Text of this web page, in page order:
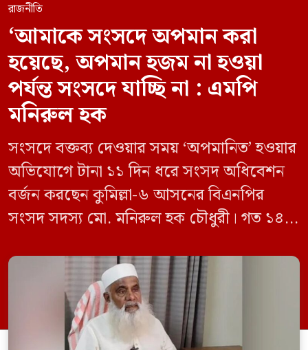
রাজনীতি
‘আমাকে সংসদে অপমান করা
হয়েছে, অপমান হজম না হওয়া
পর্যন্ত সংসদে যাচ্ছি না : এমপি
মনিরুল হক
সংসদে বক্তব্য দেওয়ার সময় ‘অপমানিত’ হওয়ার
অভিযোগে টানা ১১ দিন ধরে সংসদ অধিবেশন
বর্জন করছেন কুমিল্লা-৬ আসনের বিএনপির
সংসদ সদস্য মো. মনিরুল হক চৌধুরী। গত ১৪
রুলিং ও সিদ্ধান্তের প্রতিবাদে ১৫ থেকে ২৫ জুন
পর্যন্ত তিনি সংসদে যাননি। মনিরুল হক চৌধুরী
বলেন, ‘আমাকে সংসদে অপমান করা হয়েছে।
স্পিকার ফোন […]